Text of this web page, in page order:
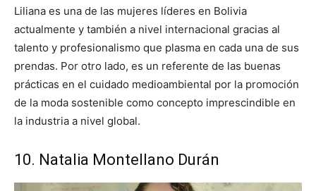
Liliana es una de las mujeres líderes en Bolivia
actualmente y también a nivel internacional gracias al
talento y profesionalismo que plasma en cada una de sus
prendas. Por otro lado, es un referente de las buenas
prácticas en el cuidado medioambiental por la promoción
de la moda sostenible como concepto imprescindible en
la industria a nivel global.
10. Natalia Montellano Durán